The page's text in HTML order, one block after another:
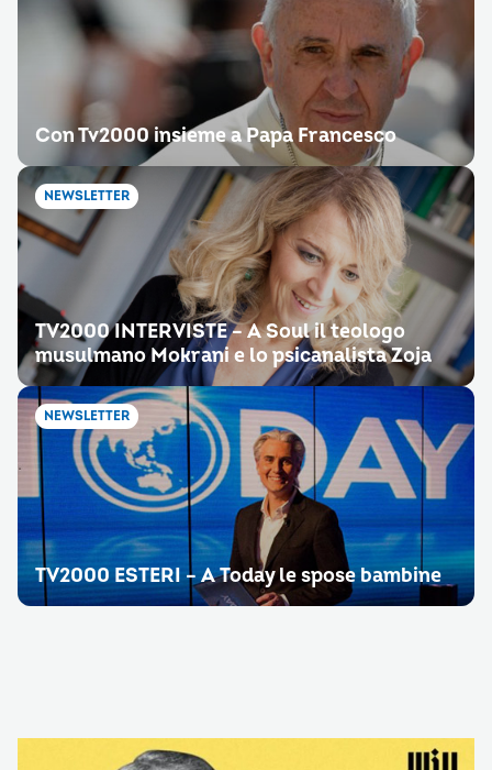
Con Tv2000 insieme a Papa Francesco
NEWSLETTER
TV2000 INTERVISTE – A Soul il teologo
musulmano Mokrani e lo psicanalista Zoja
NEWSLETTER
TV2000 ESTERI – A Today le spose bambine